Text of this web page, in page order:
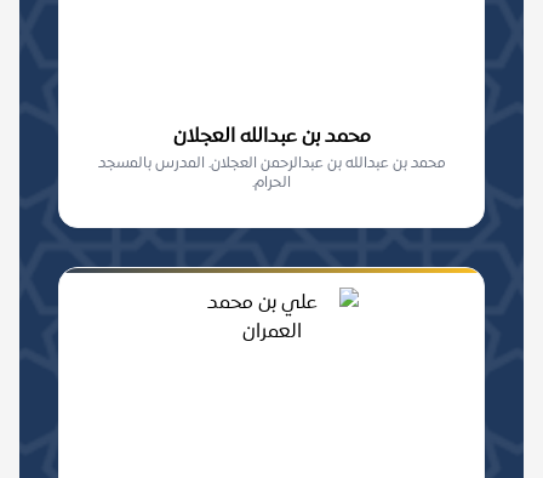
محمد بن عبدالله العجلان
محمد بن عبدالله بن عبدالرحمن العجلان. المدرس بالمسجد
الحرام.